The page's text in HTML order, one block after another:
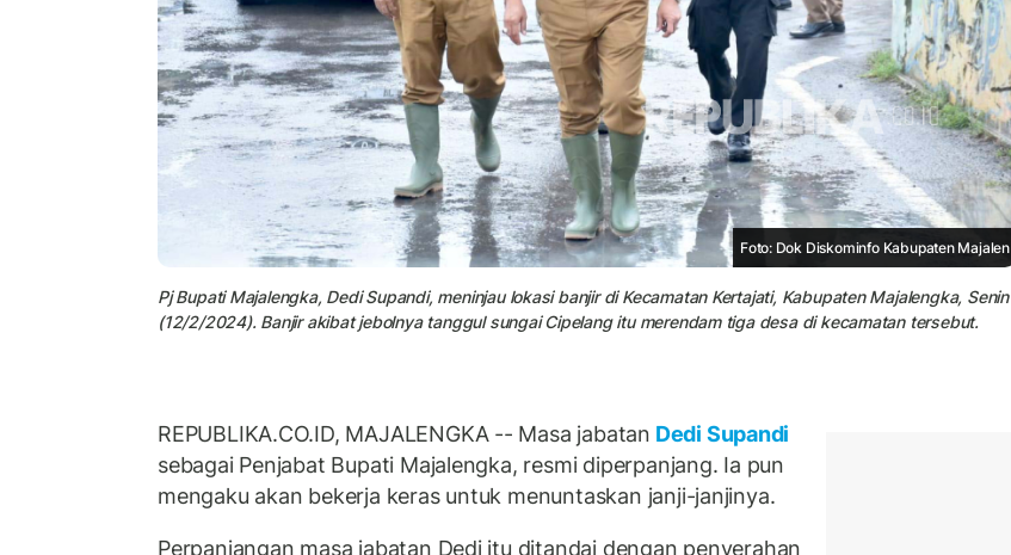
Foto: Dok Diskominfo Kabupaten Majalen
Pj Bupati Majalengka, Dedi Supandi, meninjau lokasi banjir di Kecamatan Kertajati, Kabupaten Majalengka, Senin
(12/2/2024). Banjir akibat jebolnya tanggul sungai Cipelang itu merendam tiga desa di kecamatan tersebut.
REPUBLIKA.CO.ID, MAJALENGKA -- Masa jabatan Dedi Supandi
sebagai Penjabat Bupati Majalengka, resmi diperpanjang. Ia pun
mengaku akan bekerja keras untuk menuntaskan janji-janjinya.
Perpanjangan masa jabatan Dedi itu ditandai dengan penyerahan